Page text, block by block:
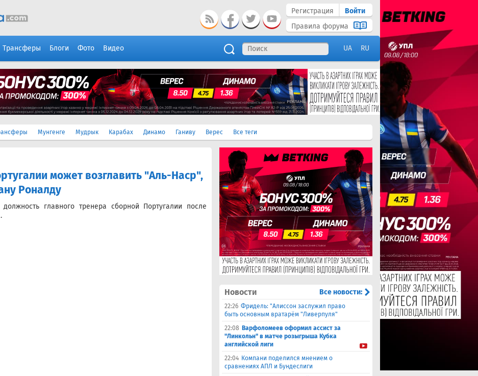
Регистрация
Войти
Правила форума
Трансферы Блоги Фото Видео UA RU
Мунгенге Мудрык Карабах Динамо Ганиву Верес Все теги
может возглавить "Аль-Наср",
Роналду
должность главного тренера сборной Португалии после
Новости Все новости:
22:26 Фридель: "Алиссон заслужил право
быть основным вратарём "Ливерпуля"
22:08 Варфоломеев оформил ассист за
"Линкольн" в матче розыгрыша Кубка
английской лиги
22:04 Компани поделился мнением о
сравнениях АПЛ и Бундеслиги